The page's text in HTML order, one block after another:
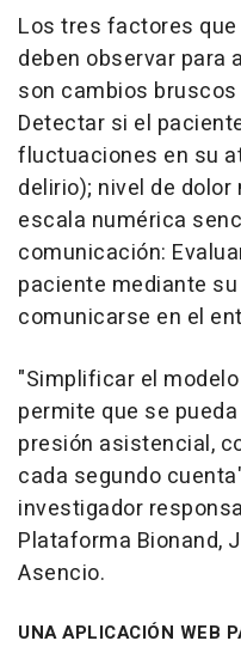
Los tres factores
deben observar para
son cambios
Detectar si el
fluctuaciones en su
delirio); nivel de
escala numérica
comunicación:
paciente mediante
comunicarse en el
"Simplificar el
permite que se
presión asistencial,
cada segundo
investigador
Plataforma Bionand,
Asencio.
UNA APLICACIÓN WEB